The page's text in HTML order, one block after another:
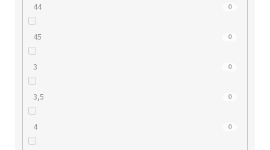
44 0
45 0
3 0
3,5 0
4 0